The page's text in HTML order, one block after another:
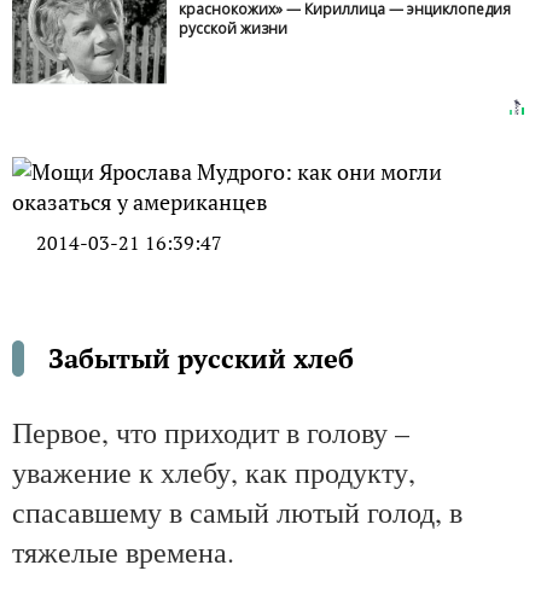
Только, эти тяжелые времена были практически у
всех народов. Описаниями голода и мора полны
европейские хроники раннего Средневековья, и
Помимо этого, вспомним, что одно из первых, что
пропадает в случае бескормицы, — это именно
хлеб. Кое-как спасаются еще травой, кореньями,
выручалочки». Ан нет, у нас главный продукт —
именно хлеб.
Разгадка этого лежит, наверное, не в сфере голода,
а в повседневной пище. И тут, как часто бывает в
истории, произошла определенная подмена
понятий. Дело в том, что хлеб, жито (в
древнеславянской лексике) – это блюдо,
приготовляемое из самых разных ингредиентов.